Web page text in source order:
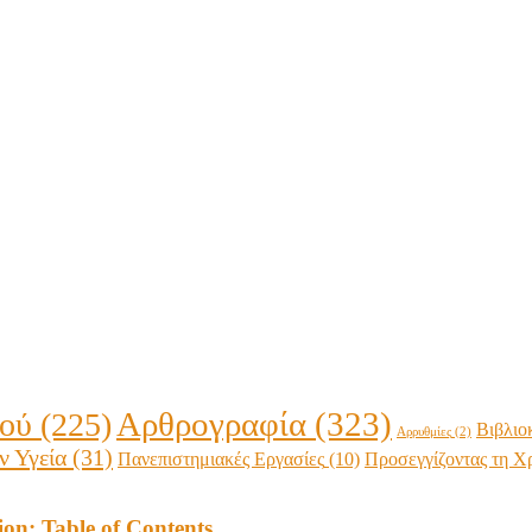
(225) Αρθρογραφία (323) Αρρυθμίες (2)
Υγεία (31) Πανεπιστημιακές Εργασίες (10) Προσεγγίζοντας τη